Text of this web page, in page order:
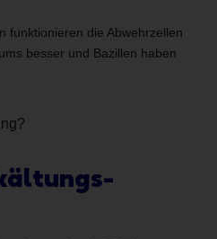
funktionieren die Abwehrzellen
besser und Bazillen haben